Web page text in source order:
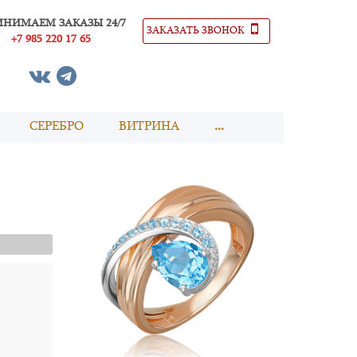
ЗАКАЗЫ 24/7
+7 985 220 17 65
ЗАКАЗАТЬ ЗВОНОК
СЕРЕБРО ВИТРИНА ...